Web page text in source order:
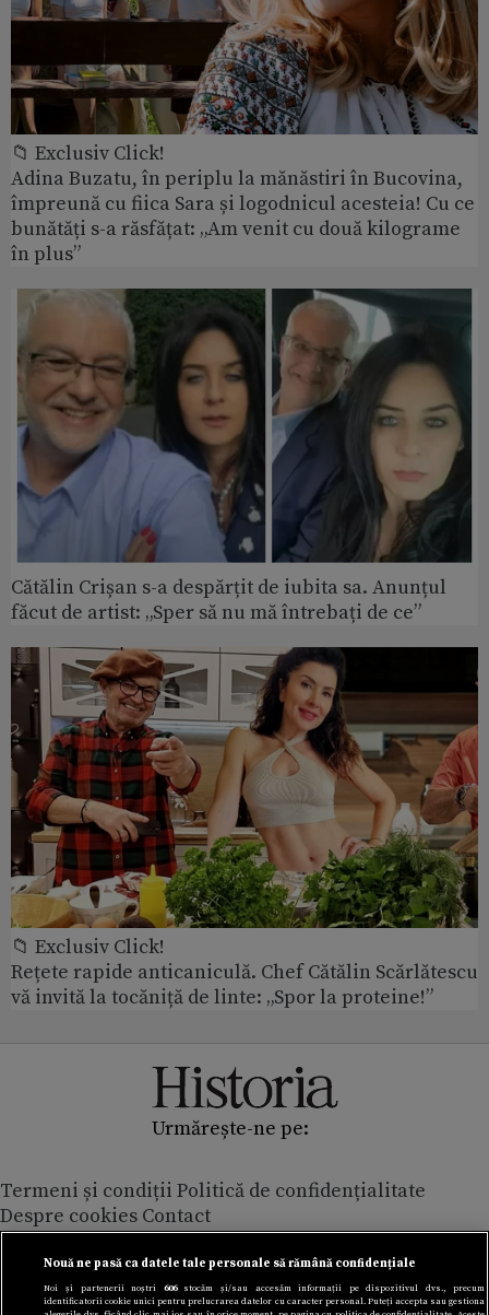
📁 Exclusiv Click!
Adina Buzatu, în periplu la mănăstiri în Bucovina,
împreună cu fiica Sara și logodnicul acesteia! Cu ce
bunătăți s-a răsfățat: „Am venit cu două kilograme
în plus”
Cătălin Crișan s-a despărțit de iubita sa. Anunțul
făcut de artist: „Sper să nu mă întrebați de ce”
📁 Exclusiv Click!
Rețete rapide anticaniculă. Chef Cătălin Scărlătescu
vă invită la tocăniță de linte: „Spor la proteine!”
Urmărește-ne pe:
Termeni și condiții Politică de confidențialitate
Despre cookies Contact
Modifică preferințe pentru confidențialitate
© Toate drepturile rezervate Adevarul Holding 2026
Nouă ne pasă ca datele tale personale să rămână confidențiale
Noi și partenerii noștri 606stocăm și/sau accesăm informații pe dispozitivul dvs., precum
identificatorii cookie unici pentru prelucrarea datelor cu caracter personal. Puteți accepta sau gestiona